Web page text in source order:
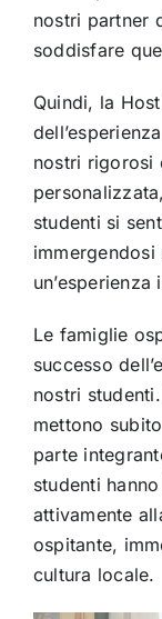
nostri partner
soddisfare
Quindi, la
nostri rigorosi
studenti si
Le famiglie
successo
nostri
mettono
parte
studenti
attivamente
ospitante,
cultura locale.